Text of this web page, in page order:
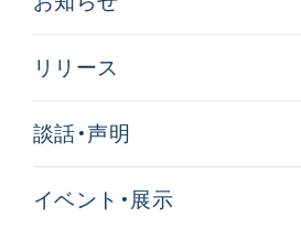
リリース
談話・声明
イベント・展示